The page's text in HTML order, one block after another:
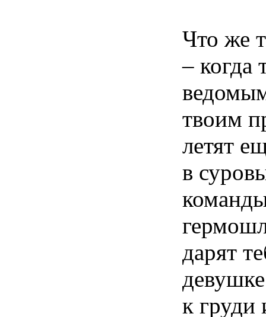
Что же
–
твоим
летят
в
дарят
к груди